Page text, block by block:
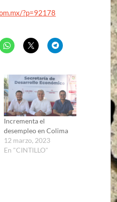
?p=92178
Incrementa el
desempleo en Colima
12 marzo, 2023
En "CINTILLO"